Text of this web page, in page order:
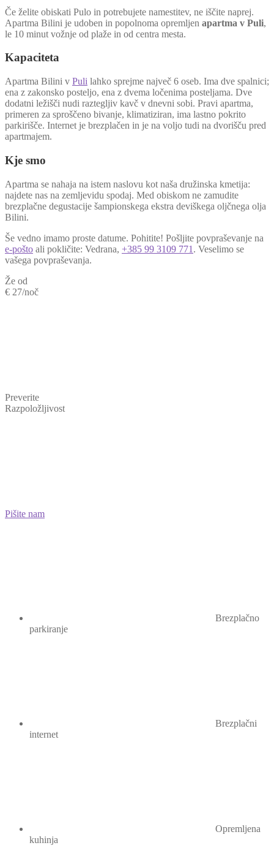
Če želite obiskati Pulo in potrebujete namestitev, ne iščite naprej.
Apartma Bilini je udoben in popolnoma opremljen apartma v Puli,
le 10 minut vožnje od plaže in od centra mesta.
Kapaciteta
Apartma Bilini v Puli lahko sprejme največ 6 oseb. Ima dve spalnici;
ena z zakonsko posteljo, ena z dvema ločenima posteljama. Dve
dodatni ležišči nudi raztegljiv kavč v dnevni sobi. Pravi apartma,
primeren za sproščeno bivanje, klimatiziran, ima lastno pokrito
parkirišče. Internet je brezplačen in je na voljo tudi na dvorišču pred
apartmajem.
Kje smo
Apartma se nahaja na istem naslovu kot naša družinska kmetija:
najdete nas na zemljevidu spodaj. Med obiskom ne zamudite
brezplačne degustacije šampionskega ekstra deviškega oljčnega olja
Bilini.
Še vedno imamo proste datume. Pohitite! Pošljite povpraševanje na
e-pošto ali pokličite: Vedrana, +385 99 3109 771 . Veselimo se
vašega povpraševanja.
Že od
€ 27/noč
Preverite
Razpoložljivost
Pišite nam
Brezplačno
parkiranje
Brezplačni
internet
Opremljena
kuhinja